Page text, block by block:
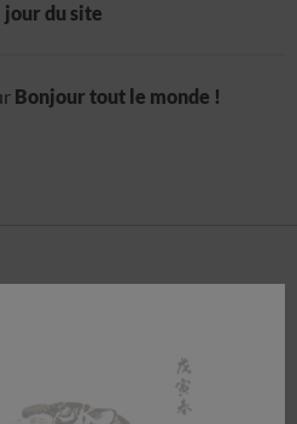
jour du site
Bonjour tout le monde !